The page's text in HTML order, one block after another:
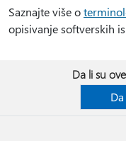
Saznajte više o
opisivanje softverskih
Da li su
Da